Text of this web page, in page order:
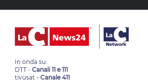
In onda su:
DTT - Canali 11 e 111
tivùsat - Canale 411